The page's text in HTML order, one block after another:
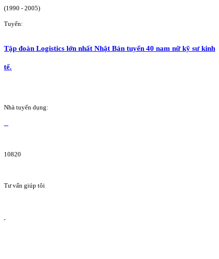
(1990 - 2005)
Tuyển:
Tập đoàn Logistics lớn nhất Nhật Bản tuyển 40 nam nữ kỹ sư kinh
tế.
Nhà tuyển dụng:
10820
Tư vấn giúp tôi